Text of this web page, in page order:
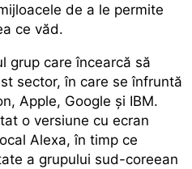
de a le permite
ce văd.
grup care încearcă să
sector, în care se înfruntă
Apple, Google și IBM.
o versiune cu ecran
Alexa, în timp ce
a grupului sud-coreean